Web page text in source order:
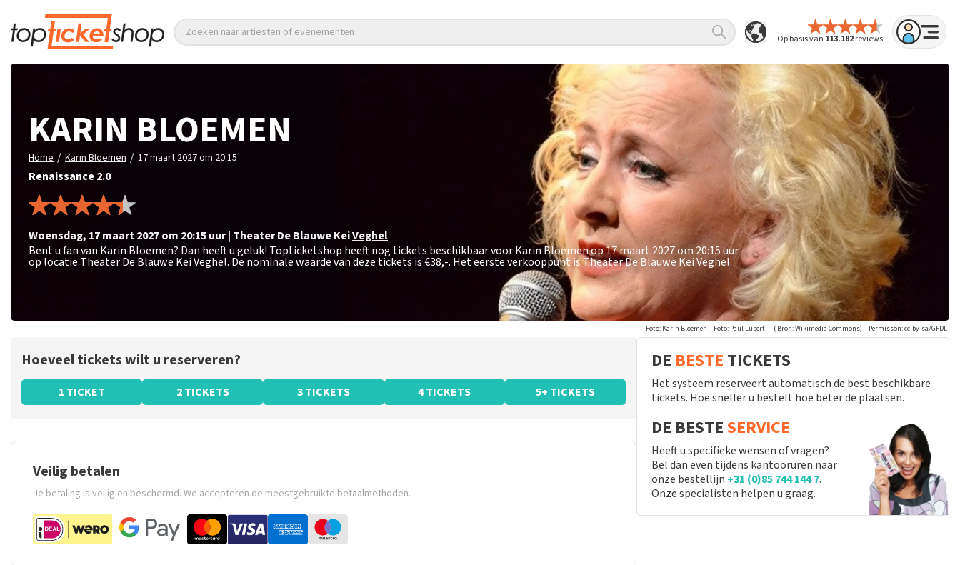
Op basis van 113.182reviews
Zoeken naar artiesten of evenementen
KARIN BLOEMEN
Home / Karin Bloemen / 17 maart 2027 om 20:15
Renaissance 2.0
woensdag, 17 maart 2027 om 20:15uur| Theater De Blauwe KeiVeghel
Bent u fan van Karin Bloemen? Dan heeft u geluk! Topticketshop heeft nog tickets beschikbaar voor Karin Bloemen op 17 maart 2027 om 20:15 uur
op locatie Theater De Blauwe Kei Veghel. De nominale waarde van deze tickets is€38,-. Het eerste verkooppunt is Theater De Blauwe Kei Veghel.
Foto: Karin Bloemen – Foto: Paul Luberti – ( Bron: Wikimedia Commons) – Permisson: cc-by-sa/GFDL
Hoeveel tickets wilt u reserveren?
1 TICKET 2 TICKETS 3 TICKETS 4 TICKETS 5+ TICKETS
Veilig betalen
Je betaling is veilig en beschermd. We accepteren de meestgebruikte betaalmethoden.
DE BESTE TICKETS
Het systeem reserveert automatisch de best beschikbare
tickets. Hoe sneller u bestelt hoe beter de plaatsen.
DE BESTESERVICE
Heeft u specifieke wensen of vragen?
Bel dan even tijdens kantooruren naar
onze bestellijn +31 (0)85 744 144 7.
Onze specialisten helpen u graag.